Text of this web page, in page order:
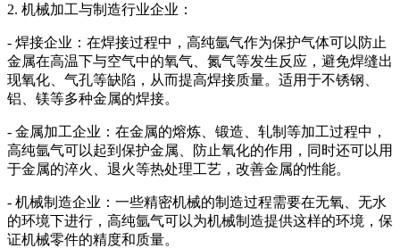
2. 机械加工与制造行业企业：
- 焊接企业：在焊接过程中，高纯氩气作为保护气体可以防止
金属在高温下与空气中的氧气、氮气等发生反应，避免焊缝出
现氧化、气孔等缺陷，从而提高焊接质量。适用于不锈钢、
铝、镁等多种金属的焊接。
- 金属加工企业：在金属的熔炼、锻造、轧制等加工过程中，
高纯氩气可以起到保护金属、防止氧化的作用，同时还可以用
于金属的淬火、退火等热处理工艺，改善金属的性能。
- 机械制造企业：一些精密机械的制造过程需要在无氧、无水
的环境下进行，高纯氩气可以为机械制造提供这样的环境，保
证机械零件的精度和质量。